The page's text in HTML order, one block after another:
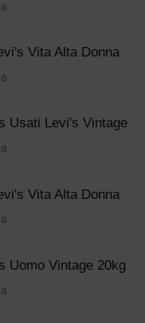
Vita Alta Donna
Usati Levi's Vintage
Vita Alta Donna
Uomo Vintage 20kg